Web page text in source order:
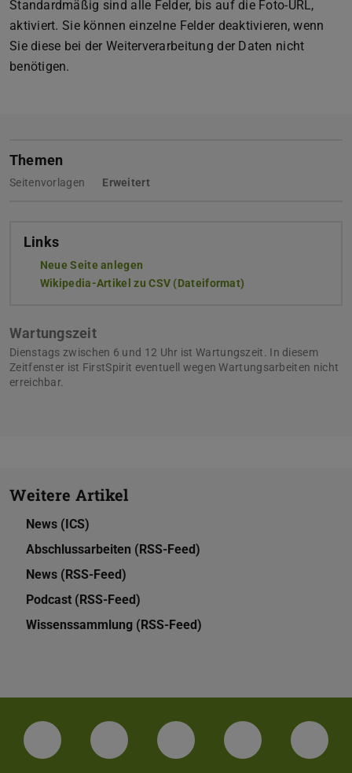
Standardmäßig sind alle Felder, bis auf die Foto-URL,
aktiviert. Sie können einzelne Felder deaktivieren, wenn
Sie diese bei der Weiterverarbeitung der Daten nicht
benötigen.
Themen
Seitenvorlagen Erweitert
Links
Neue Seite anlegen
Wikipedia-Artikel zu CSV (Dateiformat)
Wartungszeit
Dienstags zwischen 6 und 12 Uhr ist Wartungszeit. In diesem
Zeitfenster ist FirstSpirit eventuell wegen Wartungsarbeiten nicht
erreichbar.
Weitere Artikel
News (ICS)
Abschlussarbeiten (RSS-Feed)
News (RSS-Feed)
Podcast (RSS-Feed)
Wissenssammlung (RSS-Feed)
LinkedIn-Seite der TU Darmstadt
Instagram-Kanal der TU
Bluesky-Kanal der TU
Facebook-